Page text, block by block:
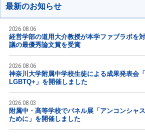
最新のお知らせ
2026.08.06
経営学部の道用大介教授が本学ファブラボを
議の最優秀論文賞を受賞
2026.08.06
神奈川大学附属中学校生徒による成果発表会
LGBTQ+」を開催しました
2026.08.03
附属中・高等学校でパネル展「アンコンシャ
ために」を開催しました